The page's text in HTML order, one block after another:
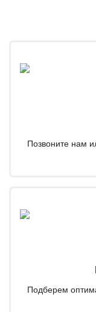
Позвоните нам
Подберем